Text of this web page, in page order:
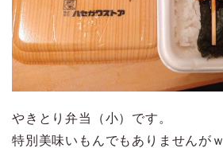
やきとり弁当（小）です。
特別美味いもんでもありませんがｗ